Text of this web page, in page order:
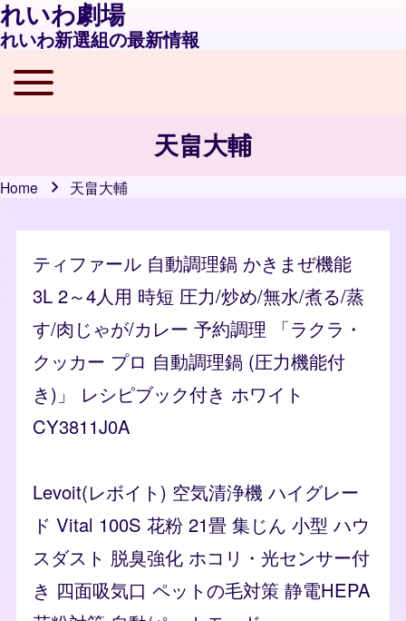
れいわ劇場
れいわ新選組の最新情報
Main navigation
Toggle main menu
天畠大輔
Home 天畠大輔
ティファール 自動調理鍋 かきまぜ機能
3L 2～4人用 時短 圧力/炒め/無水/煮る/蒸
す/肉じゃが/カレー 予約調理 「ラクラ・
クッカー プロ 自動調理鍋 (圧力機能付
き)」 レシピブック付き ホワイト
CY3811J0A
Levoit(レボイト) 空気清浄機 ハイグレー
ド Vital 100S 花粉 21畳 集じん 小型 ハウ
スダスト 脱臭強化 ホコリ・光センサー付
き 四面吸気口 ペットの毛対策 静電HEPA